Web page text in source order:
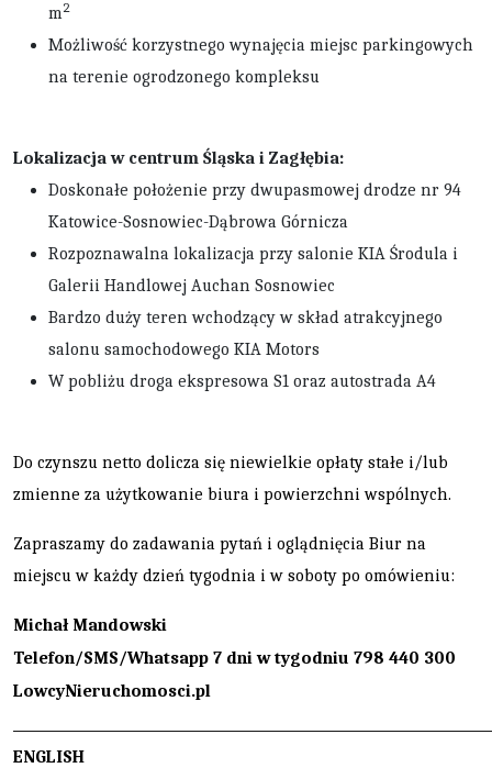
m2
Możliwość korzystnego wynajęcia miejsc parkingowych
na terenie ogrodzonego kompleksu
Lokalizacja w centrum Śląska i Zagłębia:
Doskonałe położenie przy dwupasmowej drodze nr 94
Katowice-Sosnowiec-Dąbrowa Górnicza
Rozpoznawalna lokalizacja przy salonie KIA Środula i
Galerii Handlowej Auchan Sosnowiec
Bardzo duży teren wchodzący w skład atrakcyjnego
salonu samochodowego KIA Motors
W pobliżu droga ekspresowa S1 oraz autostrada A4
Do czynszu netto dolicza się niewielkie opłaty stałe i/lub
zmienne za użytkowanie biura i powierzchni wspólnych.
Zapraszamy do zadawania pytań i oglądnięcia Biur na
miejscu w każdy dzień tygodnia i w soboty po omówieniu:
Michał Mandowski
Telefon/SMS/Whatsapp 7 dni w tygodniu 798 440 300
LowcyNieruchomosci.pl
ENGLISH